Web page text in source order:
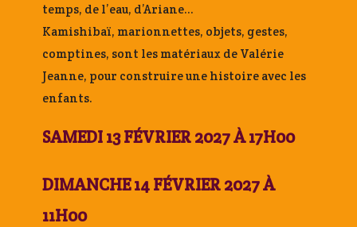
temps, de l’eau, d’Ariane…
Kamishibaï, marionnettes, objets, gestes,
comptines, sont les matériaux de Valérie
Jeanne, pour construire une histoire avec les
enfants.
SAMEDI 13 FÉVRIER 2027 À 17H00
DIMANCHE 14 FÉVRIER 2027 À
11H00